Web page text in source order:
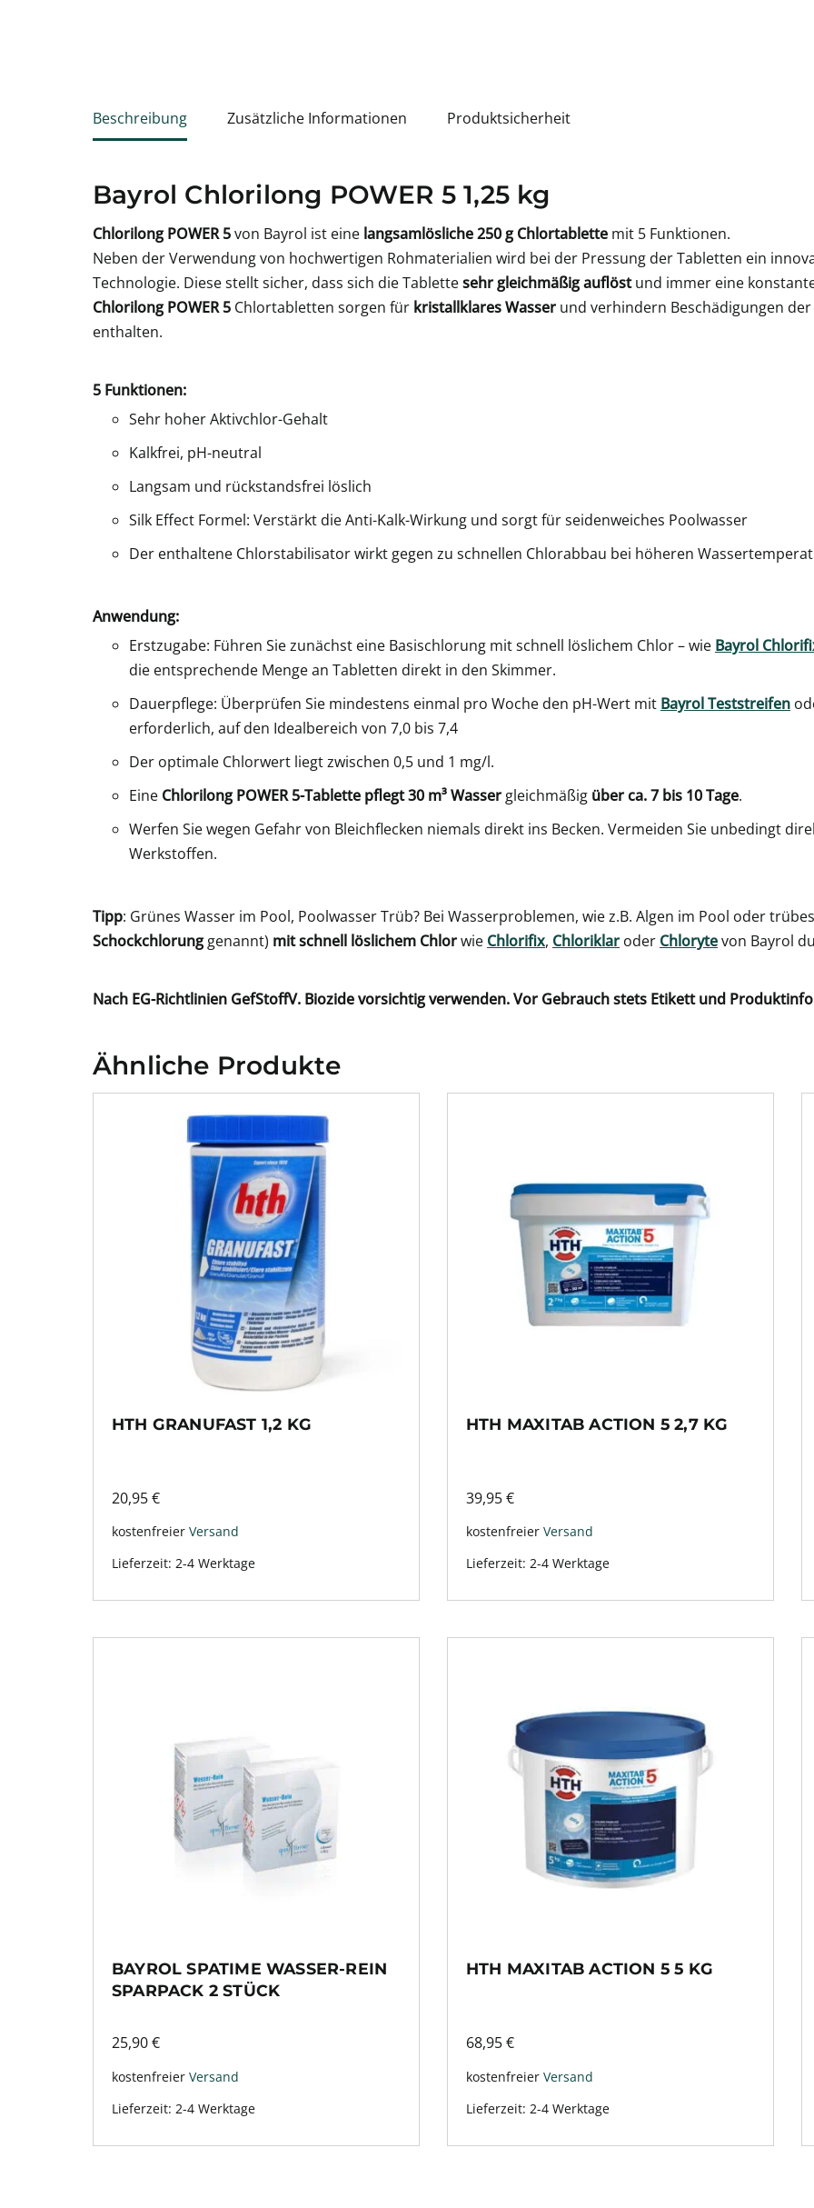
Beschreibung Zusätzliche Informationen Produktsicherheit
Bayrol Chlorilong POWER 5 1,25 kg
Chlorilong POWER 5von Bayrol ist eine langsamlösliche 250 g Chlortablette mit 5 Funktionen.
Neben der Verwendung von hochwertigen Rohmaterialien wird bei der Pressung der Tabletten ein
Technologie. Diese stellt sicher, dass sich die Tablettesehr gleichmäßig auflöstund immer eine
Chlorilong POWER 5 Chlortabletten sorgen für kristallklares Wasser und verhindern Beschädigungen
enthalten.
5 Funktionen:
Sehr hoher Aktivchlor-Gehalt
Kalkfrei, pH-neutral
Langsam und rückstandsfrei löslich
Silk Effect Formel: Verstärkt die Anti-Kalk-Wirkung und sorgt für seidenweiches Poolwasser
Der enthaltene Chlorstabilisator wirkt gegen zu schnellen Chlorabbau bei höheren
Anwendung:
Erstzugabe: Führen Sie zunächst eine Basischlorung mit schnell löslichem Chlor – wie Bayrol
die entsprechende Menge an Tabletten direkt in den Skimmer.
Dauerpflege: Überprüfen Sie mindestens einmal pro Woche den pH-Wert mit Bayrol Teststreifen
erforderlich, auf den Idealbereich von 7,0 bis 7,4
Der optimale Chlorwert liegt zwischen 0,5 und 1 mg/l.
Eine Chlorilong POWER 5-Tablette pflegt 30 m³ Wasser gleichmäßig über ca. 7 bis 10 Tage.
Werfen Sie wegen Gefahr von Bleichflecken niemals direkt ins Becken. Vermeiden Sie unbedingt
Werkstoffen.
Tipp: Grünes Wasser im Pool, Poolwasser Trüb? Bei Wasserproblemen, wie z.B. Algen im Pool oder
Schockchlorunggenannt) mit schnell löslichem Chlorwie Chlorifix, Chloriklar oder Chlorytevon Bayrol
Nach EG-Richtlinien GefStoffV. Biozide vorsichtig verwenden. Vor Gebrauch stets Etikett und
Ähnliche Produkte
HTH GRANUFAST 1,2 KG
20,95€
kostenfreier Versand
Lieferzeit: 2-4 Werktage
HTH MAXITAB ACTION 5 2,7 KG
39,95€
kostenfreier Versand
Lieferzeit: 2-4 Werktage
BAYROL SPATIME WASSER-REIN
SPARPACK 2 STÜCK
25,90€
kostenfreier Versand
Lieferzeit: 2-4 Werktage
HTH MAXITAB ACTION 5 5 KG
68,95€
kostenfreier Versand
Lieferzeit: 2-4 Werktage